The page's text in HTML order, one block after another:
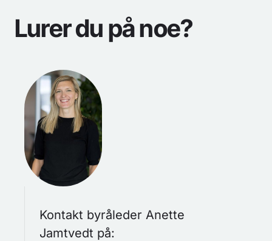
Lurer du på noe?
Kontakt byråleder Anette
Jamtvedt på: